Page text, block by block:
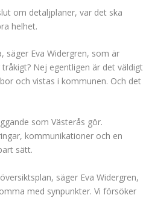
om detaljplaner, var det ska
helhet.
säger Eva Widergren, som är
Nej egentligen är det väldigt
och vistas i kommunen. Och det
som Västerås gör.
kommunikationer och en
sätt.
säger Eva Widergren,
med synpunkter. Vi försöker